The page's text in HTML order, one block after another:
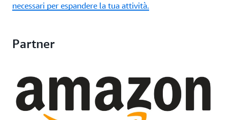
necessari per espandere la tua attività.
Partner